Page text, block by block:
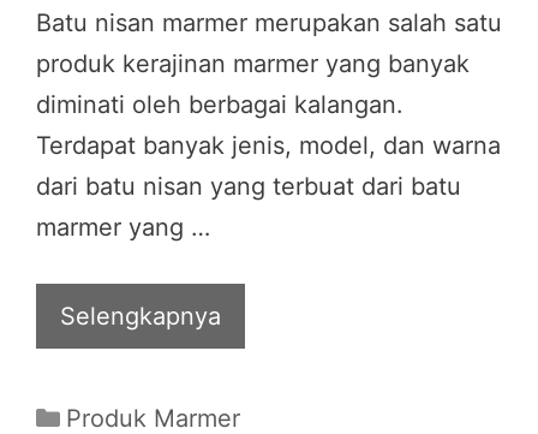
Batu nisan marmer merupakan salah satu
produk kerajinan marmer yang banyak
diminati oleh berbagai kalangan.
Terdapat banyak jenis, model, dan warna
dari batu nisan yang terbuat dari batu
marmer yang …
Selengkapnya
Categories
Produk Marmer